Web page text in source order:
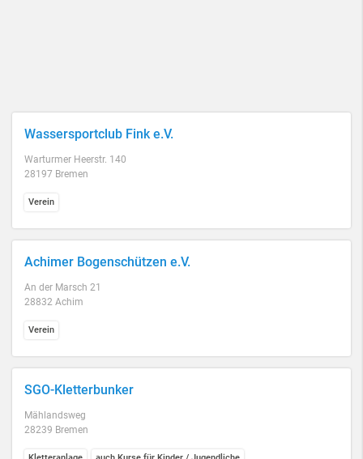
Wassersportclub Fink e.V.
Warturmer Heerstr. 140
28197 Bremen
Verein
Achimer Bogenschützen e.V.
An der Marsch 21
28832 Achim
Verein
SGO-Kletterbunker
Mählandsweg
28239 Bremen